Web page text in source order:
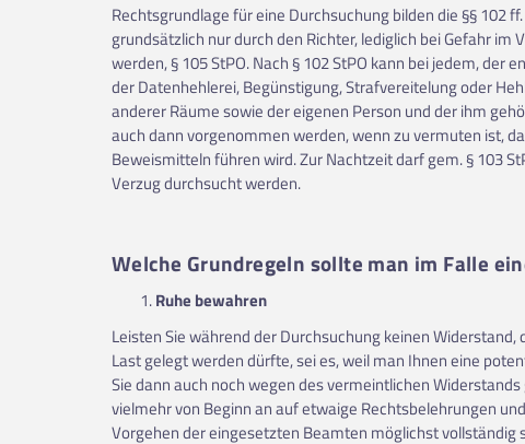
Rechtsgrundlage für eine Durchsuchung bilden die §§ 102
grundsätzlich nur durch den Richter, lediglich bei Gefahr
werden, § 105 StPO. Nach § 102 StPO kann bei jedem,
der Datenhehlerei, Begünstigung, Strafvereitelung oder
anderer Räume sowie der eigenen Person und der ihm
auch dann vorgenommen werden, wenn zu vermuten ist,
Beweismitteln führen wird. Zur Nachtzeit darf gem. § 103
Verzug durchsucht werden.
Welche Grundregeln sollte man im Falle
Ruhe bewahren
Leisten Sie während der Durchsuchung keinen
Last gelegt werden dürfte, sei es, weil man Ihnen eine
Sie dann auch noch wegen des vermeintlichen
vielmehr von Beginn an auf etwaige Rechtsbelehrungen
Vorgehen der eingesetzten Beamten möglichst vollständig